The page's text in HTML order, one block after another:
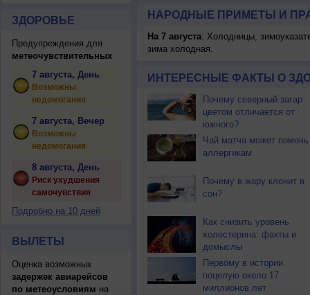
ЗДОРОВЬЕ
Предупреждения для
метеочувствительных
7 августа, День
Возможны
недомогания
7 августа, Вечер
Возможны
недомогания
8 августа, День
Риск ухудшения
самочувствия
Подробно на 10 дней
ВЫЛЕТЫ
Оценка возможных
задержек авиарейсов
по метеоусловиям на
НАРОДНЫЕ ПРИМЕТЫ И
На 7 августа: Холодницы,
зима холодная.
ИНТЕРЕСНЫЕ ФАКТЫ О
Почему северный загар
цветом отличается от
южного?
Чай матча может помочь
аллергикам
Почему в жару клонит в
сон?
Как снизить уровень
холестерина: факты и
домыслы
Первому в истории
поцелую около 17
миллионов лет